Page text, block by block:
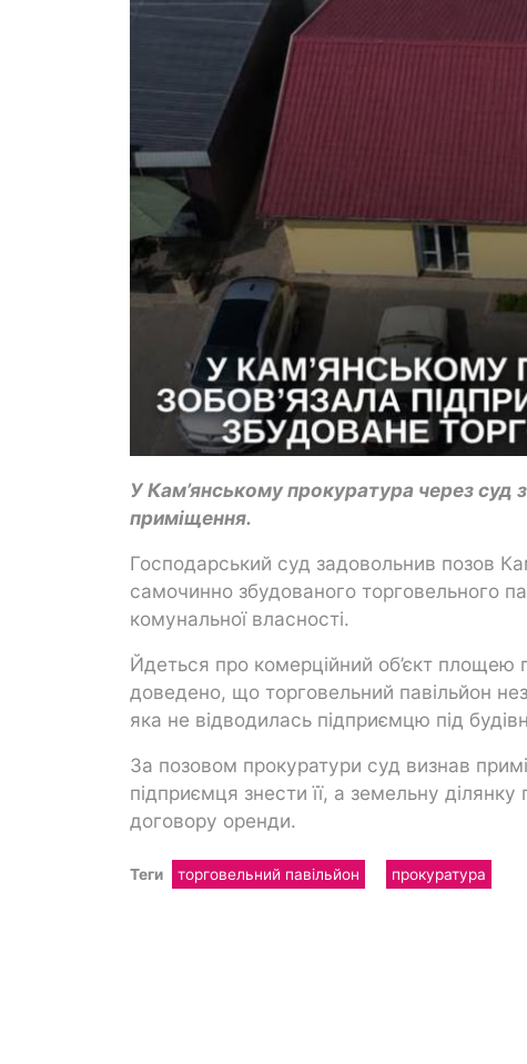
У Кам’янському прокуратура через суд
приміщення.
Господарський суд задовольнив позов
самочинно збудованого торговельного
комунальної власності.
Йдеться про комерційний об’єкт
доведено, що торговельний павільйон
яка не відводилась підприємцю під
За позовом прокуратури суд визнав
підприємця знести її, а земельну
договору оренди.
Теги торговельний павільйон прокуратура